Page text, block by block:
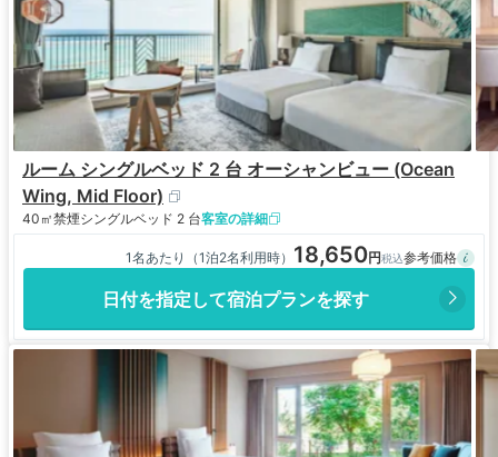
ルーム シングルベッド 2 台 オーシャンビュー (Ocean
Wing, Mid Floor)
40㎡禁煙シングルベッド 2 台客室の詳細
1名あたり（1泊2名利用時） 18,650
日付を指定して宿泊プランを探す